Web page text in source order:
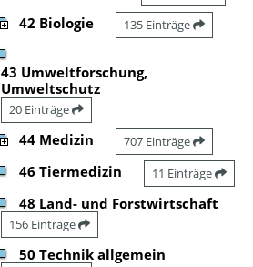
42 Biologie 135 Einträge
43 Umweltforschung,
Umweltschutz
20 Einträge
44 Medizin 707 Einträge
46 Tiermedizin 11 Einträge
48 Land- und Forstwirtschaft
156 Einträge
50 Technik allgemein